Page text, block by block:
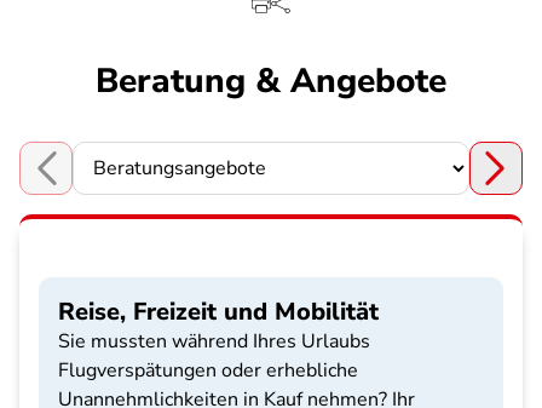
Beratung & Angebote
Choose a section
Reise, Freizeit und Mobilität
Sie mussten während Ihres Urlaubs
Flugverspätungen oder erhebliche
Unannehmlichkeiten in Kauf nehmen? Ihr